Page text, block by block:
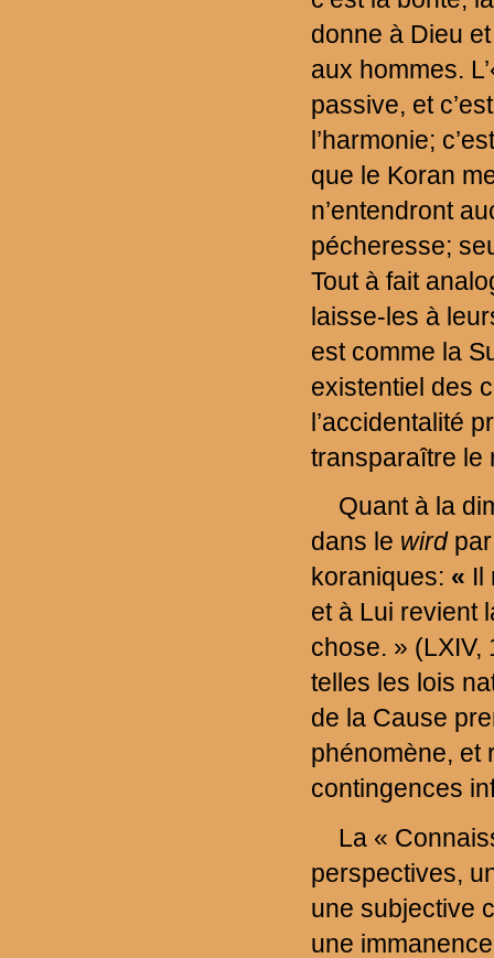
donne à Dieu
aux hommes.
passive, et
l’harmonie;
que le Koran
n’entendront
pécheresse;
Tout à fait
laisse-les à
est comme la
existentiel des
l’accidentalité
transparaître le
Quant à la
dans le wird
koraniques: « Il
et à Lui revient
chose. »
telles les lois
de la Cause
phénomène, et
contingences
La «
perspectives,
une subjective
une